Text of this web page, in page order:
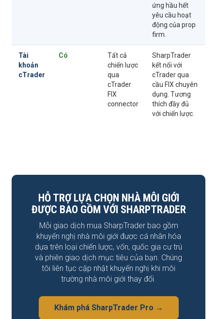
ứng hầu hết
yêu cầu hoạt
động của prop
firm.
Tài
khoản
cTrader
Có
Tất cả
chiến lược
qua
cTrader
FIX
connector
SharpTrader
kết nối với
cTrader qua
cầu FIX chuyên
dụng. Tương
thích đầy đủ
với chiến lược.
HỖ TRỢ LỰA CHỌN NHÀ MÔI GIỚI
ĐƯỢC BAO GỒM VỚI SHARPTRADER
Mỗi giao dịch mua SharpTrader bao gồm
khuyến nghị nhà môi giới được cá nhân hóa
dựa trên loại chiến lược, vốn, quốc gia cư trú
và phiên giao dịch mục tiêu của bạn. Chúng
tôi liên tục cập nhật khuyến nghị khi môi
trường nhà môi giới thay đổi.
Khám phá SharpTrader Pro →